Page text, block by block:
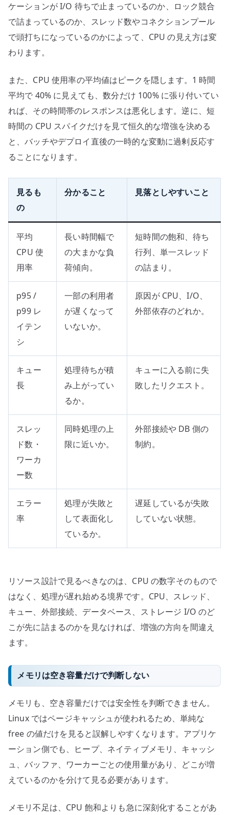
ケーションが I/O 待ちで止まっているのか、ロック競合
で詰まっているのか、スレッド数やコネクションプール
で頭打ちになっているのかによって、CPU の見え方は変
わります。
また、CPU 使用率の平均値はピークを隠します。1 時間
平均で 40% に見えても、数分だけ 100% に張り付いてい
れば、その時間帯のレスポンスは悪化します。逆に、短
時間の CPU スパイクだけを見て恒久的な増強を決める
と、バッチやデプロイ直後の一時的な変動に過剰反応す
ることになります。
見るも
の
分かること 見落としやすいこと
平均
CPU 使
用率
長い時間幅で
の大まかな負
荷傾向。
短時間の飽和、待ち
行列、単一スレッド
の詰まり。
p95 /
p99 レ
イテン
シ
一部の利用者
が遅くなって
いないか。
原因が CPU、I/O、
外部依存のどれか。
キュー
長
処理待ちが積
み上がってい
るか。
キューに入る前に失
敗したリクエスト。
スレッ
ド数・
ワーカ
ー数
同時処理の上
限に近いか。
外部接続や DB 側の
制約。
エラー
率
処理が失敗と
して表面化し
ているか。
遅延しているが失敗
していない状態。
リソース設計で見るべきなのは、CPU の数字そのもので
はなく、処理が遅れ始める境界です。CPU、スレッド、
キュー、外部接続、データベース、ストレージ I/O のど
こが先に詰まるのかを見なければ、増強の方向を間違え
ます。
メモリは空き容量だけで判断しない
メモリも、空き容量だけでは安全性を判断できません。
Linux ではページキャッシュが使われるため、単純な
free の値だけを見ると誤解しやすくなります。アプリケ
ーション側でも、ヒープ、ネイティブメモリ、キャッシ
ュ、バッファ、ワーカーごとの使用量があり、どこが増
えているのかを分けて見る必要があります。
メモリ不足は、CPU 飽和よりも急に深刻化することがあ